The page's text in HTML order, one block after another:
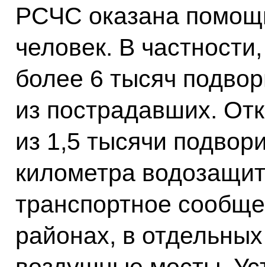
РСЧС оказана
человек. В
более 6 тысяч
из пострадавших.
из 1,5 тысячи
километра
транспортное
районах, в